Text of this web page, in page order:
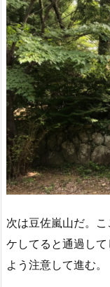
次は豆佐嵐山だ。
ケしてると通過し
よう注意して進む。